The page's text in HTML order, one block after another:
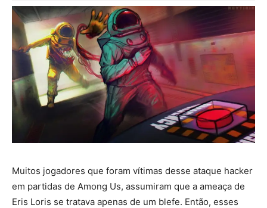
Muitos jogadores que foram vítimas desse ataque hacker
em partidas de Among Us, assumiram que a ameaça de
Eris Loris se tratava apenas de um blefe. Então, esses